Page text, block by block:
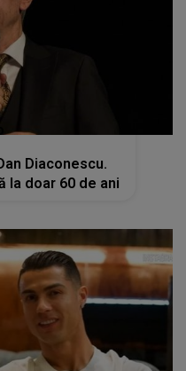
Diaconescu.
la doar 60 de ani